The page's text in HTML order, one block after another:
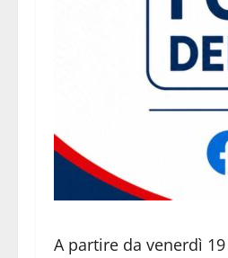
A partire da venerdì